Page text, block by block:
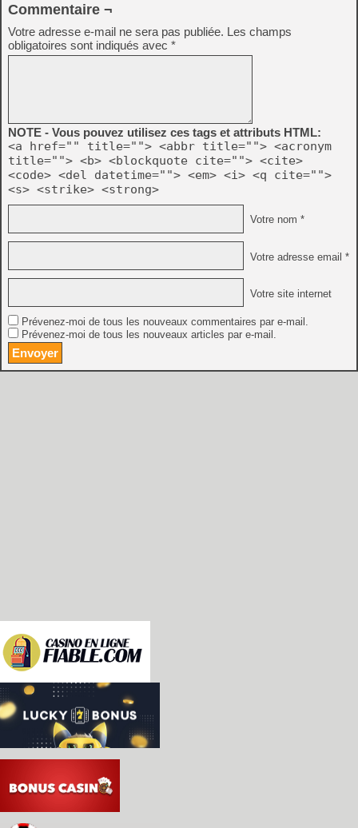
Commentaire ¬
Votre adresse e-mail ne sera pas publiée. Les champs
obligatoires sont indiqués avec *
NOTE - Vous pouvez utilisez ces tags et attributs HTML:
<a href="" title=""> <abbr title=""> <acronym
title=""> <b> <blockquote cite=""> <cite>
<code> <del datetime=""> <em> <i> <q cite="">
<s> <strike> <strong>
Votre nom *
Votre adresse email *
Votre site internet
Prévenez-moi de tous les nouveaux commentaires par e-mail.
Prévenez-moi de tous les nouveaux articles par e-mail.